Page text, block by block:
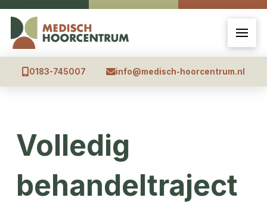
0183-745007 info@medisch-hoorcentrum.nl
Volledig
behandeltraject